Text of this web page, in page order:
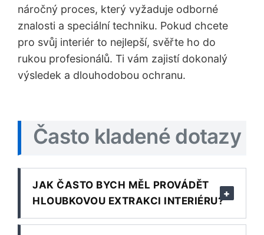
náročný proces, který vyžaduje odborné
znalosti a speciální techniku. Pokud chcete
pro svůj interiér to nejlepší, svěřte ho do
rukou profesionálů. Ti vám zajistí dokonalý
výsledek a dlouhodobou ochranu.
Často kladené dotazy
JAK ČASTO BYCH MĚL PROVÁDĚT
HLOUBKOVOU EXTRAKCI INTERIÉRU?